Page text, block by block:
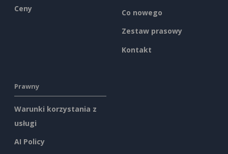
Ceny
Co nowego
Zestaw prasowy
Kontakt
Prawny
Warunki korzystania z
usługi
AI Policy